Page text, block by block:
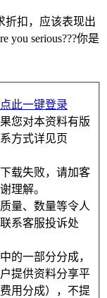
折扣，应该表现出
serious???你是
点此一键登录
您对本资料有版
方式详见页
载失败，请加客
理解。
量、数量等令人
系客服投诉处
的一部分分成，
提供资料分享平
用分成），不提